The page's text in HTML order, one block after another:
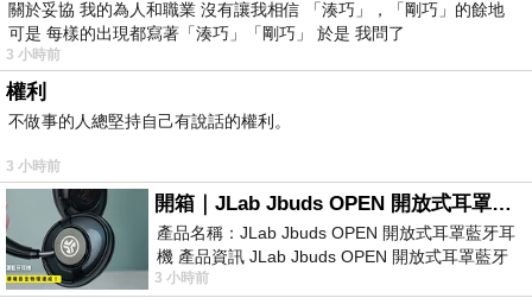
關於妥協 我的為人和職業 沒有讓我相信 「湊巧」，「剛巧」的餘地
可是 每樣的出現都寫著「湊巧」「剛巧」 於是 我問了
3 小時前
權利
不做事的人總堅持自己有說話的權利。
3 小時前
開箱｜JLab Jbuds OPEN 開放式耳罩藍牙耳機 - 設計美學，輕巧、透氣、環境音全物理達成！
產品名稱：JLab Jbuds OPEN 開放式耳罩藍牙耳
機 產品資訊 JLab Jbuds OPEN 開放式耳罩藍牙
耳機評語：非常有特色，值得喜愛美型工
3 小時前